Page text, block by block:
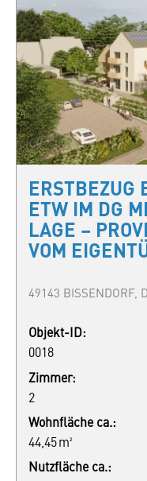
ERSTBEZUG
ETW IM DG
LAGE –
VOM
49143 BISSENDORF,
Objekt-ID:
0018
Zimmer:
2
Wohnfläche ca.:
44,45 m²
Nutzfläche ca.: